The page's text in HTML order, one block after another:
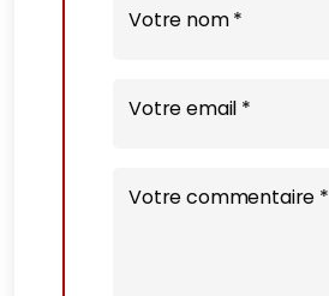
Votre nom *
Votre email *
Votre commentaire *